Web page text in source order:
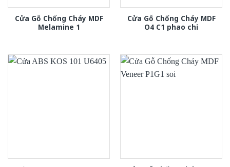
Cửa Gỗ Chống Cháy MDF
Melamine 1
Cửa Gỗ Chống Cháy MDF
O4 C1 phao chi